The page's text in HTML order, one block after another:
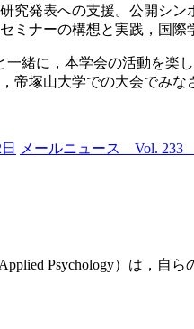
究発表への支援。公開シン
ミナーの構想と実践，国際
緒に，本学会の活動を楽
帝塚山大学での大会でみな
メールニュース Vol. 233
Psychology）は，自